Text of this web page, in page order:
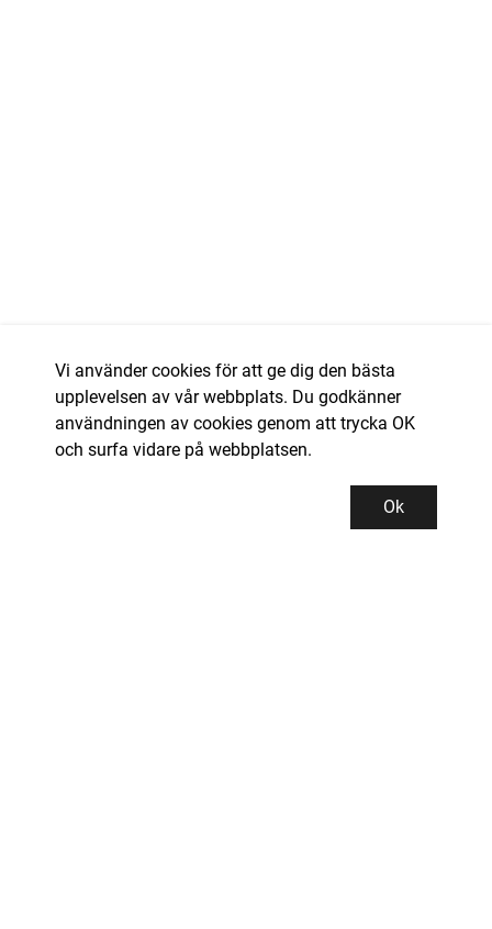
Vi använder cookies för att ge dig den bästa
upplevelsen av vår webbplats. Du godkänner
användningen av cookies genom att trycka OK
och surfa vidare på webbplatsen.
Ok